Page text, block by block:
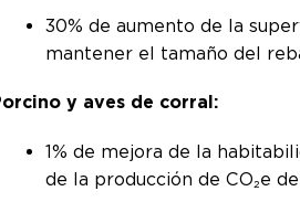
30% de aumento de la
mantener el tamaño del
y aves de corral:
1% de mejora de la
de la producción de CO₂e